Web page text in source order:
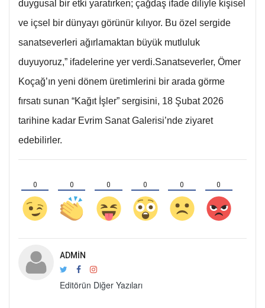
duygusal bir etki yaratırken; çağdaş ifade diliyle kişisel
ve içsel bir dünyayı görünür kılıyor. Bu özel sergide
sanatseverleri ağırlamaktan büyük mutluluk
duyuyoruz,” ifadelerine yer verdi.Sanatseverler, Ömer
Koçağ’ın yeni dönem üretimlerini bir arada görme
fırsatı sunan “Kağıt İşler” sergisini, 18 Şubat 2026
tarihine kadar Evrim Sanat Galerisi’nde ziyaret
edebilirler.
0 0 0 0 0 0
ADMIN
Editörün Diğer Yazıları